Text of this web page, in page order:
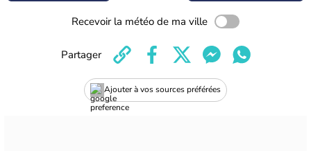
Recevoir la météo de ma ville
Ajouter à vos sources préférées
Partager